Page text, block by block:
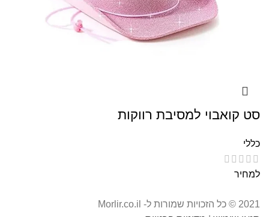
סט קואבוי למסיבת רווקות
כללי
למחיר
2021 © כל הזכויות שמורות ל- Morlir.co.il